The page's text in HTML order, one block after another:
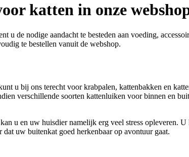
katten in onze
u de nodige aandacht te besteden aan voeding,
te bestellen vanuit de webshop.
u bij ons terecht voor krabpalen, kattenbakken en
verschillende soorten kattenluiken voor binnen en
u en uw huisdier namelijk erg veel stress opleveren.
uw buitenkat goed herkenbaar op avontuur gaat.